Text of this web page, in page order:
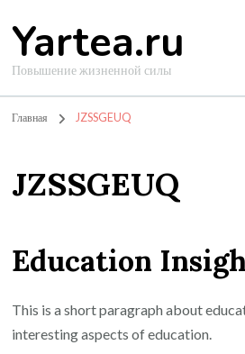
Yartea.ru
Повышение жизненной силы
Главная JZSSGEUQ
JZSSGEUQ
Education
This is a short paragraph about
interesting aspects of education.